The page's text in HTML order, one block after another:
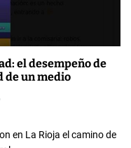
el desempeño de
de un medio